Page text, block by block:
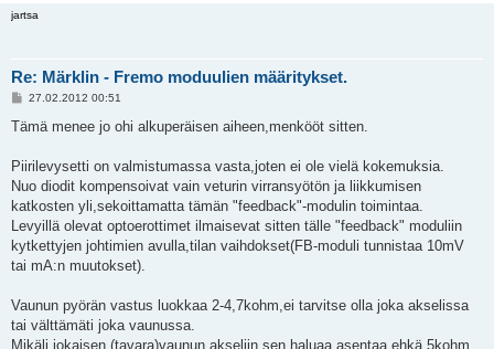
jartsa
Re: Märklin - Fremo moduulien määritykset.
V
e
i
27.02.2012 00:51
Tämä menee jo ohi alkuperäisen aiheen,menkööt sitten.
Piirilevysetti on valmistumassa vasta,joten ei ole vielä kokemuksia.
Nuo diodit kompensoivat vain veturin virransyötön ja liikkumisen
katkosten yli,sekoittamatta tämän "feedback"-modulin toimintaa.
Levyillä olevat optoerottimet ilmaisevat sitten tälle "feedback" moduliin
kytkettyjen johtimien avulla,tilan vaihdokset(FB-moduli tunnistaa 10mV
tai mA:n muutokset).
Vaunun pyörän vastus luokkaa 2-4,7kohm,ei tarvitse olla joka akselissa
tai välttämäti joka vaunussa.
Mikäli jokaisen (tavara)vaunun akseliin sen haluaa asentaa,ehkä 5kohm